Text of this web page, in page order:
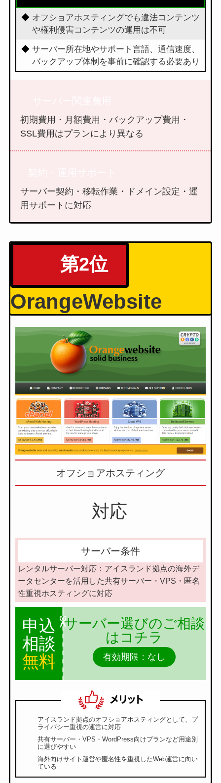
オフショアホスティングでも違法コンテンツ
や権利侵害コンテンツの運用は不可
サーバー所在地やサポート言語、通信速度、
バックアップ体制を事前に確認する必要あり
初期費用・月額費用・バックアップ費用・
SSL費用はプランにより異なる
サーバー契約・移転作業・ドメイン設定・運
用サポートに対応
第2位
OrangeWebsite
オフショアホスティング
対応
サーバー条件
レンタルサーバー対応：アイスランド拠点の海外デ
ータセンターを活用した共有サーバー・VPS・匿名
性重視ホスティングに対応
申込
相談
無料
サーバー選びのご相談
はコチラ
有効期限：なし
アイスランド拠点のオフショアホスティングとして、プ
ライバシー重視の運営に対応
共有サーバー・VPS・WordPress向けプランなど用途別
に選びやすい
海外向けサイト運営や匿名性を重視したWeb運営に向い
ている